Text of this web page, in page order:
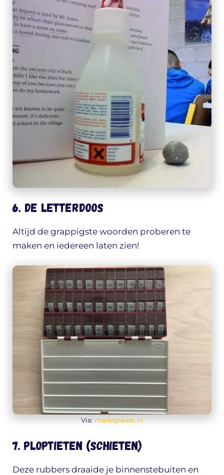
6. De letterdoos
Altijd de grappigste woorden proberen te
maken en iedereen laten zien!
Via: marktplaats.nl
7. Ploptieten (schieten)
Deze rubbers draaide je binnenstebuiten en